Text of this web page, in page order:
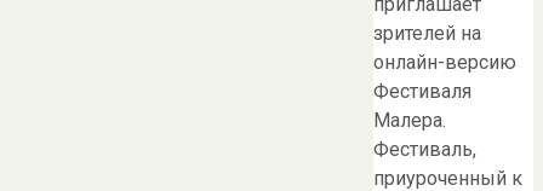
зрителей на
онлайн-версию
Фестиваля
Малера.
Фестиваль,
приуроченный к